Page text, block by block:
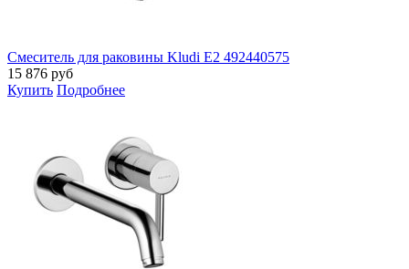
Смеситель для раковины Kludi E2 492440575
15 876 руб
Купить Подробнее